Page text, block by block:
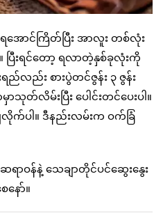
ောင်ကြိတ်ပြီး အာလူး တစ်လုံး
ြီးရင်တော့ ရလာတဲ့နှစ်ခုလုံးကို
ရည်လည်း စားပွဲတင်ဇွန်း ၃ ဇွန်း
ာသုတ်လိမ်းပြီး ပေါင်းတင်ပေးပါ။
လိုက်ပါ။ ဒီနည်းလမ်းက ဝက်ခြံ
ရာဝန်နဲ့ သေချာတိုင်ပင်ဆွေးနွေး
နော်။